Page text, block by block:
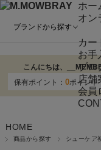
ホー
オン
カー
お手
ブロ
店舗
会員
ブランドから探す
こんにちは、
保有ポイント：0ポイント
HOME
商品から探す シューケア